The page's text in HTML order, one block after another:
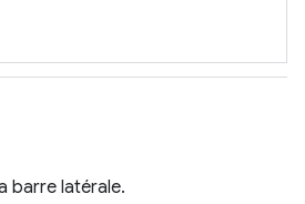
barre latérale.